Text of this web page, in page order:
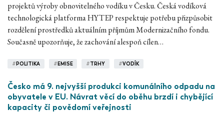
projektů výroby obnovitelného vodíku v Česku. Česká vodíková
technologická platforma HYTEP respektuje potřebu přizpůsobit
rozdělení prostředků aktuálním příjmům Modernizačního fondu.
Současně upozorňuje, že zachování alespoň cílen…
# POLITIKA # EMISE #TRHY #VODÍK
Česko má 9. nejvyšší produkci komunálního odpadu na
obyvatele v EU. Návrat věcí do oběhu brzdí i chybějící
kapacity či povědomí veřejnosti